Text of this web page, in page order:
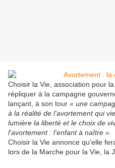
Choisir la Vie, association pour
répliquer à la campagne
lançant, à son tour « une
à la réalité de l'avortement qui
lumière la liberté et le choix de
l'avortement : l'enfant à naître ».
Choisir la Vie annonce qu'elle
lors de la Marche pour la Vie, la